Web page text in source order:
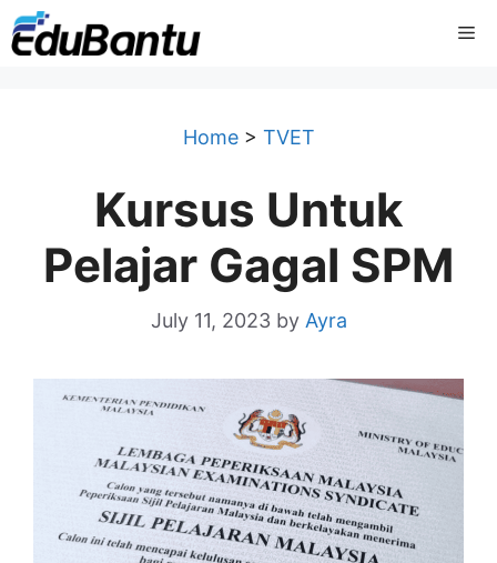
Skip
to
Home> TVET
Kursus Untuk
Pelajar Gagal SPM
July 11, 2023 by Ayra